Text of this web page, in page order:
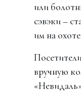
или
сэвэки –
им на
вручную